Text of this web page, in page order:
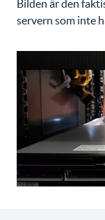
Bilden är den
servern som inte